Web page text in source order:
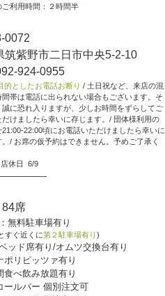
ご利用時間：２時間半
0072
筑紫野市二日市中央5-2-10
924-0955
的としたお電話お断り / 土日祝など、来店の混
間帯は電話に出られない場合もございます。そ
誠に恐れ入りますが、少しお時間をずらしてご
だけましたら幸いに存じます。/ 団体様利用の
21:00-22:00頃にお電話いただけましたら幸いに
/ お席の仮予約はできません。予めご了承く
休日 6/9
84席
無料駐車場有り
すぐ近くに第２駐車場有り)
ッド席有り/オムツ交換台有り
ポリピッツァ有り
食べ飲み放題有り
ールバー 個別注文可